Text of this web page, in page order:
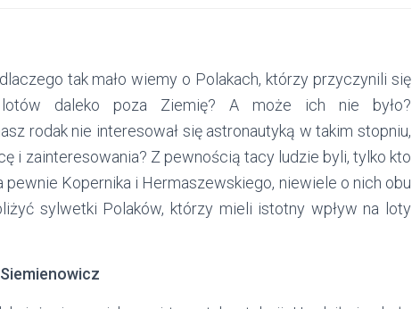
tak mało wiemy o Polakach, którzy przyczynili się
daleko poza Ziemię? A może ich nie było?
rodak nie interesował się astronautyką w takim stopniu,
i zainteresowania? Z pewnością tacy ludzie byli, tylko kto
pewnie Kopernika i Hermaszewskiego, niewiele o nich obu
sylwetki Polaków, którzy mieli istotny wpływ na loty